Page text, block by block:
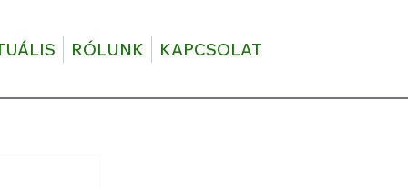
RÓLUNK KAPCSOLAT